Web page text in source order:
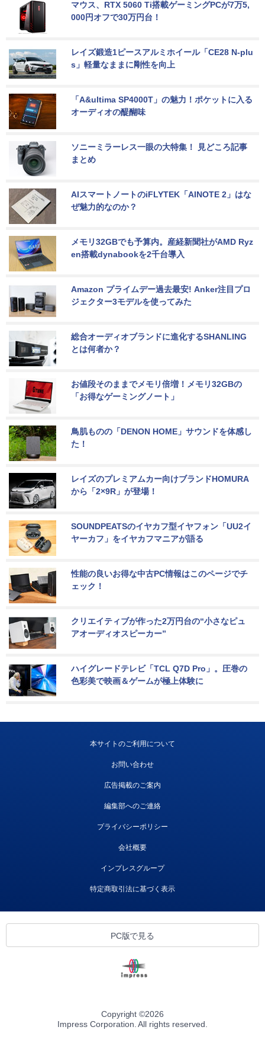
マウス、RTX 5060 Ti搭載ゲーミングPCが7万5,
000円オフで30万円台！
レイズ鍛造1ピースアルミホイール「CE28 N-plu
s」軽量なままに剛性を向上
「A&ultima SP4000T」の魅力！ポケットに入る
オーディオの醍醐味
ソニーミラーレス一眼の大特集！ 見どころ記事
まとめ
AIスマートノートのiFLYTEK「AINOTE 2」はな
ぜ魅力的なのか？
メモリ32GBでも予算内。産経新聞社がAMD Ryz
en搭載dynabookを2千台導入
Amazon プライムデー過去最安! Anker注目プロ
ジェクター3モデルを使ってみた
総合オーディオブランドに進化するSHANLING
とは何者か？
お値段そのままでメモリ倍増！メモリ32GBの
「お得なゲーミングノート」
鳥肌ものの「DENON HOME」サウンドを体感し
た！
レイズのプレミアムカー向けブランドHOMURA
から「2×9R」が登場！
SOUNDPEATSのイヤカフ型イヤフォン「UU2イ
ヤーカフ」をイヤカフマニアが語る
性能の良いお得な中古PC情報はこのページでチ
ェック！
クリエイティブが作った2万円台の“小さなピュ
アオーディオスピーカー”
ハイグレードテレビ「TCL Q7D Pro」。圧巻の
色彩美で映画＆ゲームが極上体験に
本サイトのご利用について
お問い合わせ
広告掲載のご案内
編集部へのご連絡
プライバシーポリシー
会社概要
インプレスグループ
特定商取引法に基づく表示
PC版で見る
Copyright ©2026
Impress Corporation. All rights reserved.